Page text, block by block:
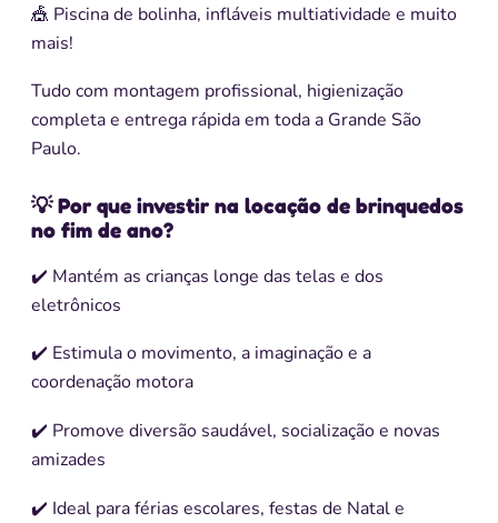
🎪 Piscina de bolinha, infláveis multiatividade e muito
mais!
Tudo com montagem profissional, higienização
completa e entrega rápida em toda a Grande São
Paulo.
💡 Por que investir na locação de brinquedos
no fim de ano?
✔️ Mantém as crianças longe das telas e dos
eletrônicos
✔️ Estimula o movimento, a imaginação e a
coordenação motora
✔️ Promove diversão saudável, socialização e novas
amizades
✔️ Ideal para férias escolares, festas de Natal e